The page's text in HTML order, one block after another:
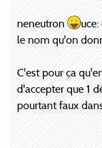
neneutron
uce:
le nom qu'on
C'est pour ça
d'accepter que 1
pourtant faux